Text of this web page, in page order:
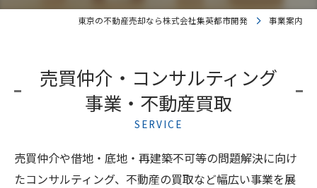
東京の不動産売却なら株式会社集英都市開発 事業案内
売買仲介・コンサルティング
事業・不動産買取
SERVICE
売買仲介や借地・底地・再建築不可等の問題解決に向け
たコンサルティング、不動産の買取など幅広い事業を展